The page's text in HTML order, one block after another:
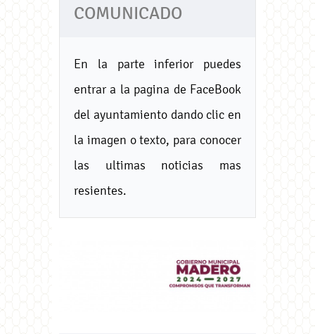
COMUNICADO
En la parte inferior puedes
entrar a la pagina de FaceBook
del ayuntamiento dando clic en
la imagen o texto, para conocer
las ultimas noticias mas
resientes.